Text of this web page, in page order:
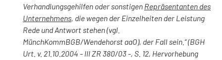
Verhandlungsgehilfen oder sonstigen Repräsentanten des
Unternehmens, die wegen der Einzelheiten der Leistung
Rede und Antwort stehen (vgl.
MünchKommBGB/Wendehorst aaO), der Fall sein.“ (BGH
Urt. v. 21.10.2004 - III ZR 380/03 -, S. 12, Hervorhebung